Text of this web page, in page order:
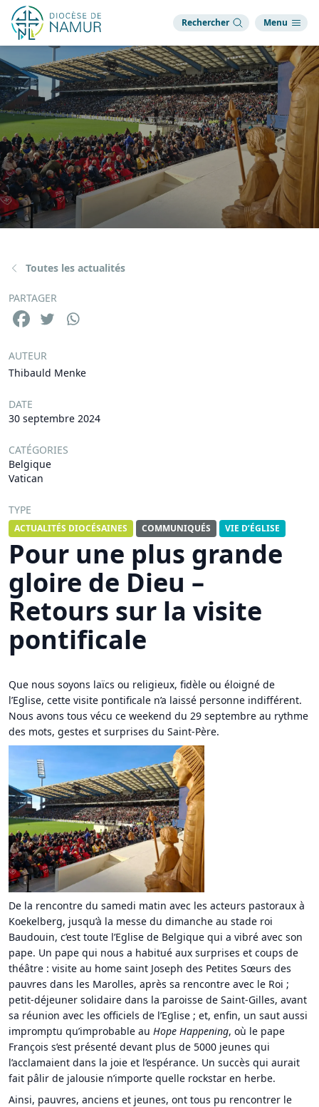
Rechercher Menu
Toutes les actualités
PARTAGER
AUTEUR
Thibauld Menke
DATE
30 septembre 2024
CATÉGORIES
Belgique
Vatican
TYPE
ACTUALITÉS DIOCÉSAINES COMMUNIQUÉS VIE D’ÉGLISE
Pour une plus grande
gloire de Dieu –
Retours sur la visite
pontificale
Que nous soyons laïcs ou religieux, fidèle ou éloigné de
l’Eglise, cette visite pontificale n’a laissé personne indifférent.
Nous avons tous vécu ce weekend du 29 septembre au rythme
des mots, gestes et surprises du Saint-Père.
De la rencontre du samedi matin avec les acteurs pastoraux à
Koekelberg, jusqu’à la messe du dimanche au stade roi
Baudouin, c’est toute l’Eglise de Belgique qui a vibré avec son
pape. Un pape qui nous a habitué aux surprises et coups de
théâtre : visite au home saint Joseph des Petites Sœurs des
pauvres dans les Marolles, après sa rencontre avec le Roi ;
petit-déjeuner solidaire dans la paroisse de Saint-Gilles, avant
sa réunion avec les officiels de l’Eglise ; et, enfin, un saut aussi
impromptu qu’improbable au Hope Happening, où le pape
François s’est présenté devant plus de 5000 jeunes qui
l’acclamaient dans la joie et l’espérance. Un succès qui aurait
fait pâlir de jalousie n’importe quelle rockstar en herbe.
Ainsi, pauvres, anciens et jeunes, ont tous pu rencontrer le